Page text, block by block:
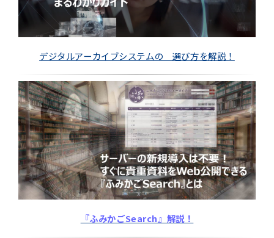
デジタルアーカイブシステムの 選び方を解説！
『ふみかごSearch』解説！